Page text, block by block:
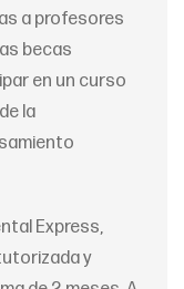
a profesores
becas
en un curso
la
Express,
y